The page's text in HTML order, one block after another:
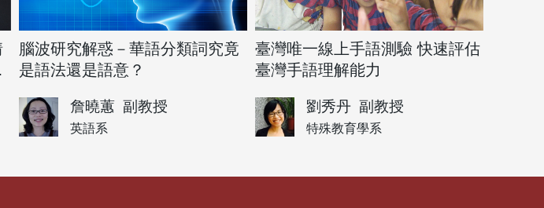
腦波研究解惑－華語分類詞究竟
是語法還是語意？
詹曉蕙 副教授
英語系
臺灣唯一線上手語測驗 快速評估
臺灣手語理解能力
劉秀丹 副教授
特殊教育學系